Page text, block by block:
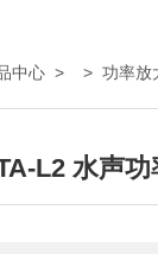
中心 > > 功率放
L2 水声